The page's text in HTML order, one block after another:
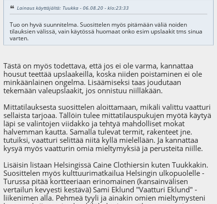
Lainaus käyttäjältä: Tuukka - 06.08.20 - klo:23:33
Tuo on hyvä suunnitelma. Suosittelen myös pitämään väliä noiden
tilauksien välissä, vain käytössä huomaat onko esim upslaakit tms sinua
varten.
Tästä on myös todettava, että jos ei ole varma, kannattaa
housut teettää upslaakeilla, koska niiden poistaminen ei ole
minkäänlainen ongelma. Lisäämiseksi taas joudutaan
tekemään valeupslaakit, jos onnistuu niilläkään.
Mittatilauksesta suosittelen aloittamaan, mikäli valittu vaatturi
sellaista tarjoaa. Tällöin tulee mittatilauspukujen myötä käytyä
läpi se valintojen viidakko ja tehtyä mahdolliset mokat
halvemman kautta. Samalla tulevat termit, rakenteet jne.
tutuiksi, vaatturi selittää niitä kyllä mielellään. Ja kannattaa
kysyä myös vaatturin omia mieltymyksiä ja perusteita niille.
Lisäisin listaan Helsingissä Caine Clothiersin kuten Tuukkakin.
Suosittelen myös kulttuurimatkailua Helsingin ulkopuolelle -
Turussa pitää kortteeriaan erinomainen (kansainvälisen
vertailun kevyesti kestävä) Sami Eklund "Vaatturi Eklund" -
liikenimen alla. Pehmeä tyyli ja ainakin omien mieltymysteni